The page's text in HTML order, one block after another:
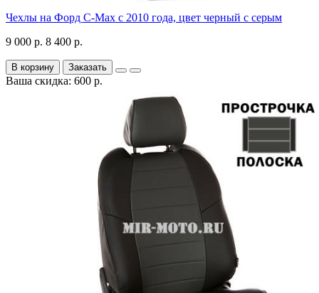
Чехлы на Форд C-Max с 2010 года, цвет черный с серым
9 000 р. 8 400 р.
В корзину Заказать
Ваша скидка: 600 р.